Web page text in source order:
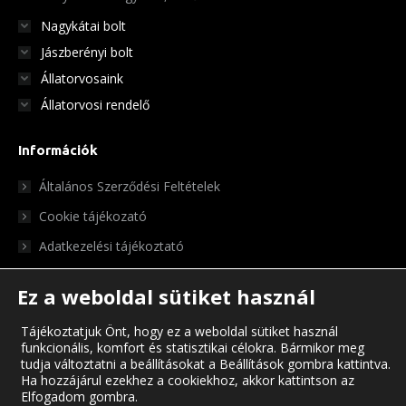
Nagykátai bolt
Jászberényi bolt
Állatorvosaink
Állatorvosi rendelő
Információk
Általános Szerződési Feltételek
Cookie tájékozató
Adatkezelési tájékoztató
Ez a weboldal sütiket használ
Tájékoztatjuk Önt, hogy ez a weboldal sütiket használ
funkcionális, komfort és statisztikai célokra. Bármikor meg
tudja változtatni a beállításokat a Beállítások gombra kattintva.
Ha hozzájárul ezekhez a cookiekhoz, akkor kattintson az
Elfogadom gombra.